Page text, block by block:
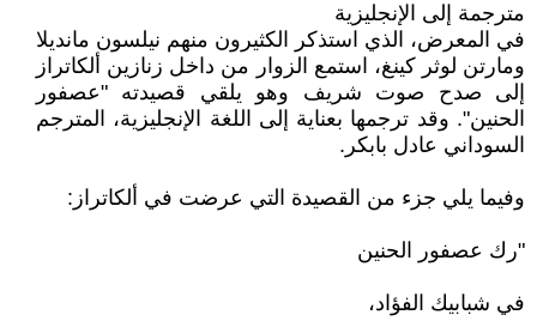
مترجمة إلى الإنجليزية
في المعرض، الذي استذكر الكثيرون منهم نيلسون مانديلا
ومارتن لوثر كينغ، استمع الزوار من داخل زنازين ألكاتراز
إلى صدح صوت شريف وهو يلقي قصيدته "عصفور
الحنين". وقد ترجمها بعناية إلى اللغة الإنجليزية، المترجم
السوداني عادل بابكر.
وفيما يلي جزء من القصيدة التي عرضت في ألكاتراز:
"رك عصفور الحنين
في شبابيك الفؤاد،